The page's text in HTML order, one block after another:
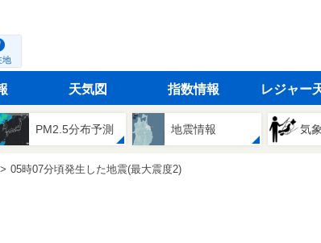
地
天気図 指数情報 レジャー
PM2.5分布予測 地震情報 気
05時07分頃発生した地震(最大震度2)